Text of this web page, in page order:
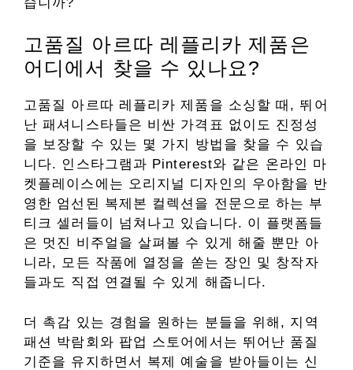
고품질 아르따 레플리카 제품은
어디에서 찾을 수 있나요?
고품질 아르따 레플리카 제품을 소싱할 때, 뛰어
난 패셔니스타들은 비싼 가격표 없이도 진정성
을 보장할 수 있는 몇 가지 방법을 찾을 수 있습
니다. 인스타그램과 Pinterest와 같은 온라인 마
켓플레이스에는 오리지널 디자인의 우아함을 반
영한 엄선된 복제본 컬렉션을 전문으로 하는 부
티크 셀러들이 넘쳐나고 있습니다. 이 플랫폼들
은 멋진 비주얼을 살펴볼 수 있게 해줄 뿐만 아
니라, 모든 작품에 열정을 쏟는 장인 및 창작자
들과도 직접 연결될 수 있게 해줍니다.
더 촉감 있는 경험을 원하는 분들을 위해, 지역
패션 박람회와 팝업 스토어에서는 뛰어난 품질
기준을 유지하면서 복제 예술을 받아들이는 신